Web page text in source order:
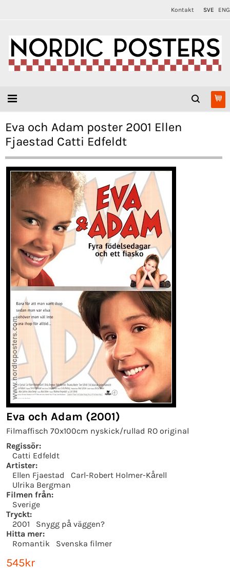
Kontakt SVE ENG
Eva och Adam poster 2001 Ellen
Fjaestad Catti Edfeldt
Eva och Adam (2001)
Filmaffisch 70x100cm nyskick/rullad RO original
Regissör:
Catti Edfeldt
Artister:
Ellen Fjaestad
Carl-Robert Holmer-Kårell
Ulrika Bergman
Filmen från:
Sverige
Tryckt:
2001
Snygg på väggen?
Hitta mer:
Romantik
Svenska filmer
545kr